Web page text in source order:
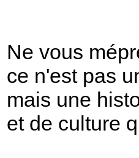
Ne vous
ce n'est pas
mais une
et de culture